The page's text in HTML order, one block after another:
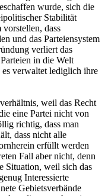
wurde, sich die
Stabilität
dass
und das Parteiensystem
verliert das
in die Welt
verwaltet lediglich ihre
weil das Recht
eine Partei nicht von
richtig, dass man
dass nicht alle
erfüllt werden
Fall aber nicht, denn
Situation, weil sich das
Interessierte
Gebietsverbände